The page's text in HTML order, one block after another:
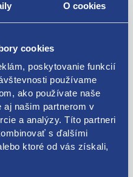
O cookies
cookies
poskytovanie funkcií
používame
ako používate naše
aj našim partnerom v
a analýzy. Títo partneri
s ďalšími
ktoré od vás získali,
Osvetlenie ŠPZ
Kód: 26797
Stav dielu: nový diel
Výrobca: TYC